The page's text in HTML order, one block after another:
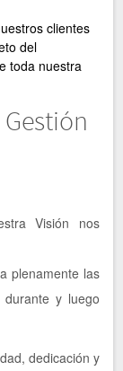
clientes
del
toda nuestra
Visión nos
plenamente las
durante y luego
dedicación y